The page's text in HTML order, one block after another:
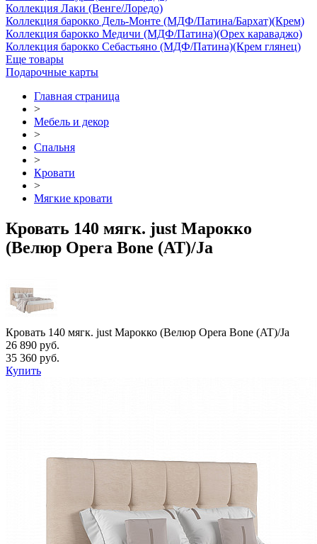
Коллекция Лаки (Венге/Лоредо)
Коллекция барокко Дель-Монте (МДФ/Патина/Бархат)(Крем)
Коллекция барокко Медичи (МДФ/Патина)(Орех караваджо)
Коллекция барокко Себастьяно (МДФ/Патина)(Крем глянец)
Еще товары
Подарочные карты
Главная страница
>
Мебель и декор
>
Спальня
>
Кровати
>
Мягкие кровати
Кровать 140 мягк. just Марокко
(Велюр Opera Bone (AT)/Ja
Кровать 140 мягк. just Марокко (Велюр Opera Bone (AT)/Ja
26 890 руб.
35 360 руб.
Купить